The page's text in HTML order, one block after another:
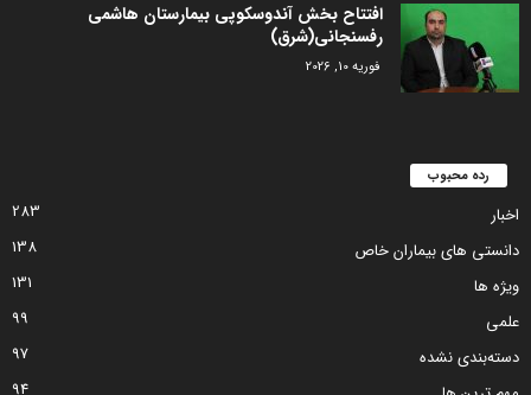
افتتاح بخش آندوسکوپی بیمارستان هاشمی
رفسنجانی(شرق)
فوریه 10, 2026
رده محبوب
اخبار
283
دانستی های بیماران خاص
138
ویژه ها
131
علمی
99
دسته‌بندی نشده
97
94